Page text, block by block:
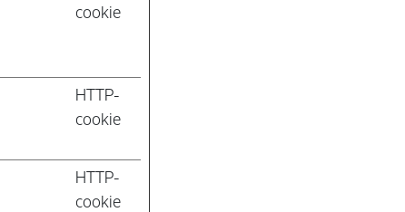
cookie
HTTP-
cookie
HTTP-
cookie